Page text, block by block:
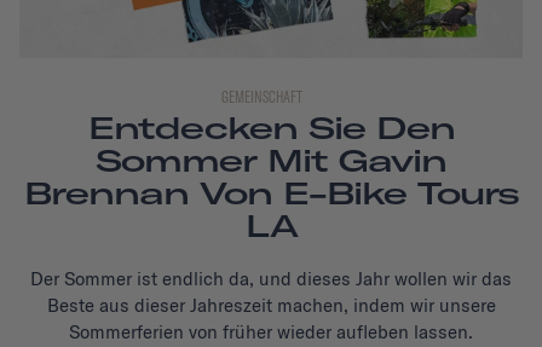
GEMEINSCHAFT
Entdecken Sie Den
Sommer Mit Gavin
Brennan Von E-Bike Tours
LA
Der Sommer ist endlich da, und dieses Jahr wollen wir das
Beste aus dieser Jahreszeit machen, indem wir unsere
Sommerferien von früher wieder aufleben lassen.